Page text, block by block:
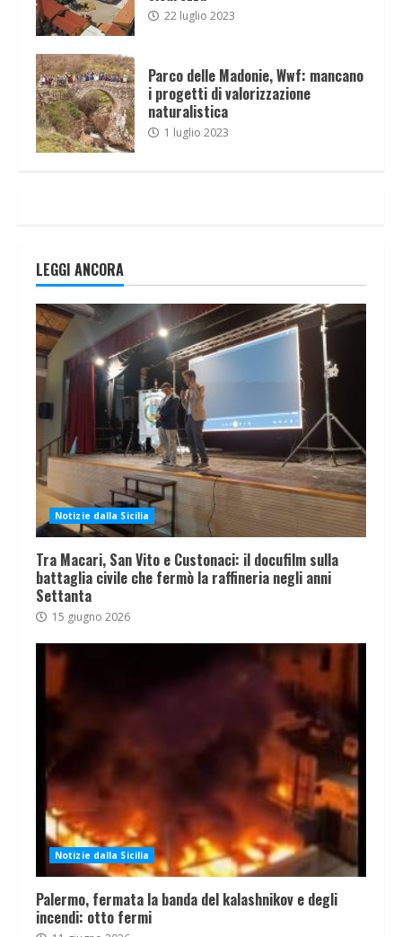
22 luglio 2023
Parco delle Madonie, Wwf: mancano
i progetti di valorizzazione
naturalistica
1 luglio 2023
LEGGI ANCORA
Notizie dalla Sicilia
Tra Macari, San Vito e Custonaci: il docufilm sulla
battaglia civile che fermò la raffineria negli anni
Settanta
15 giugno 2026
Notizie dalla Sicilia
Palermo, fermata la banda del kalashnikov e degli
incendi: otto fermi